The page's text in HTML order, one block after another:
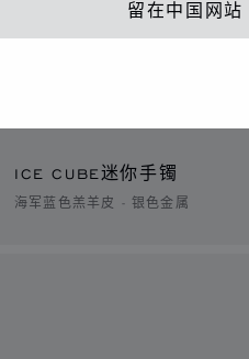
留在中国网站
ICE CUBE迷你手镯
海军蓝色羔羊皮 - 银色金属